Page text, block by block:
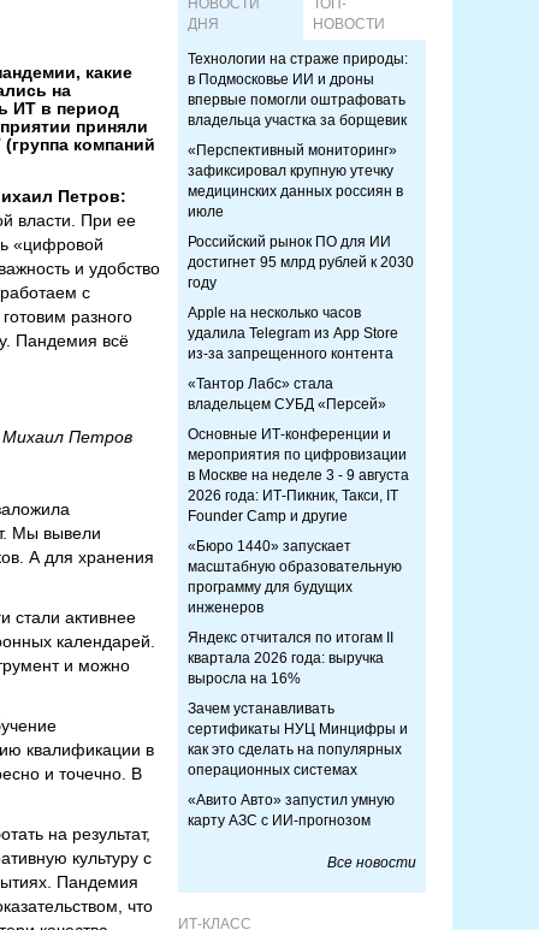
какие
на
ИТ в период
приняли
компаний
Петров:
власти. При ее
«цифровой
и удобство
с
разного
Пандемия всё
Петров
Мы вывели
А для хранения
стали активнее
календарей.
и можно
квалификации в
и точечно. В
на результат,
культуру с
Пандемия
что
НОВОСТИ
ДНЯ
ТОП-
НОВОСТИ
Технологии на страже природы:
в Подмосковье ИИ и дроны
впервые помогли оштрафовать
владельца участка за борщевик
«Перспективный мониторинг»
зафиксировал крупную утечку
медицинских данных россиян в
июле
Российский рынок ПО для ИИ
достигнет 95 млрд рублей к 2030
году
Apple на несколько часов
удалила Telegram из App Store
из-за запрещенного контента
«Тантор Лабс» стала
владельцем СУБД «Персей»
Основные ИТ-конференции и
мероприятия по цифровизации
в Москве на неделе 3 - 9 августа
2026 года: ИТ-Пикник, Такси, IT
Founder Camp и другие
«Бюро 1440» запускает
масштабную образовательную
программу для будущих
инженеров
Яндекс отчитался по итогам II
квартала 2026 года: выручка
выросла на 16%
Зачем устанавливать
сертификаты НУЦ Минцифры и
как это сделать на популярных
операционных системах
«Авито Авто» запустил умную
карту АЗС с ИИ-прогнозом
Все новости
ИТ-КЛАСС